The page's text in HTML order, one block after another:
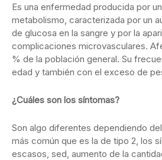
Es una enfermedad producida por
metabolismo, caracterizada por un
de glucosa en la sangre y por la
complicaciones microvasculares.
% de la población general. Su
edad y también con el exceso de
¿Cuáles son los síntomas?
Son algo diferentes dependiendo
más común que es la de tipo 2, los
escasos, sed, aumento de la